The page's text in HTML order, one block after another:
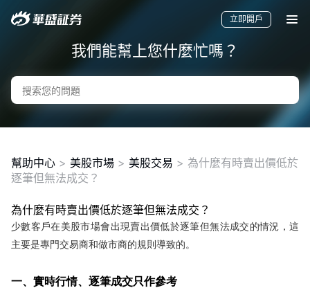
要聞
快訊
美股
港股
新股
立即開戶
我們能幫上您什麼忙嗎？
幫助中心 > 美股市場 > 美股交易 > 為什麼有時賣出價低於
逐筆但無法成交？
為什麼有時賣出價低於逐筆但無法成交？
少數客戶在美股市場會出現賣出價低於逐筆但無法成交的情況，這
主要是專門交易商和做市商的規則導致的。
一、實時行情、逐筆成交只作參考